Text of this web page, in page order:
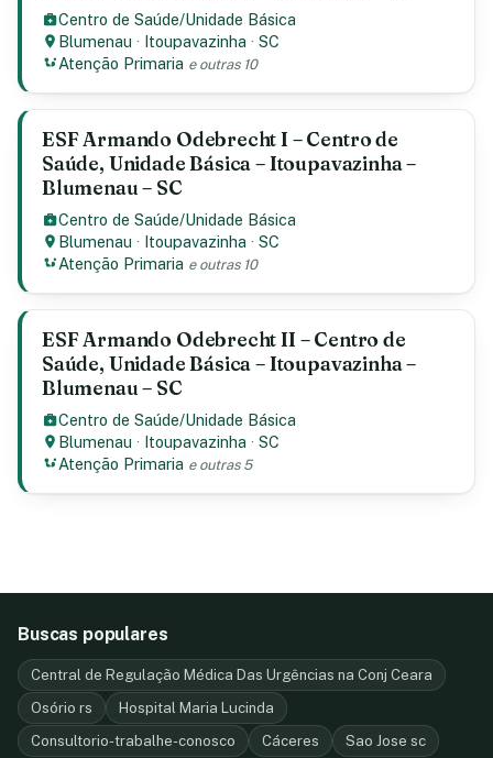
Centro de Saúde/Unidade Básica
Blumenau · Itoupavazinha ·SC
Atenção Primaria e outras 10
ESF Armando Odebrecht I – Centro de
Saúde, Unidade Básica – Itoupavazinha –
Blumenau – SC
Centro de Saúde/Unidade Básica
Blumenau · Itoupavazinha ·SC
Atenção Primaria e outras 10
ESF Armando Odebrecht II – Centro de
Saúde, Unidade Básica – Itoupavazinha –
Blumenau – SC
Centro de Saúde/Unidade Básica
Blumenau · Itoupavazinha ·SC
Atenção Primaria e outras 5
Buscas populares
Central de Regulação Médica Das Urgências na Conj Ceara
Osório rs
Hospital Maria Lucinda
Consultorio-trabalhe-conosco
Cáceres Sao Jose sc